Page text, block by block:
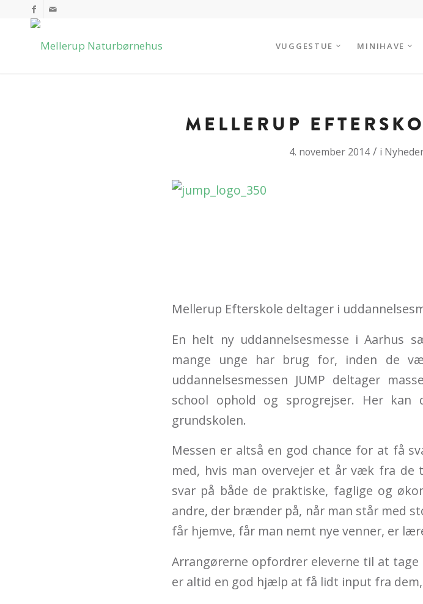
VUGGESTUE MINIHAVE
MELLERUP
4. november 2014 / i
Mellerup Efterskole deltager i
En helt ny uddannelsesmesse i Aarhus
mange unge har brug for, inden de
uddannelsesmessen JUMP deltager
school ophold og sprogrejser. Her
grundskolen.
Messen er altså en god chance for at få
med, hvis man overvejer et år væk fra de
svar på både de praktiske, faglige og
andre, der brænder på, når man står med
får hjemve, får man nemt nye venner, er
Arrangørerne opfordrer eleverne til at
er altid en god hjælp at få lidt input fra